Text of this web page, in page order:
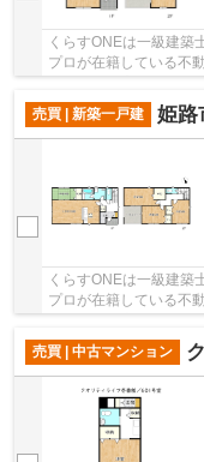
くらすONEは一級建築
プロが在籍している不
売買 | 新築一戸建
姫路
くらすONEは一級建築
プロが在籍している不
売買 | 中古マンション